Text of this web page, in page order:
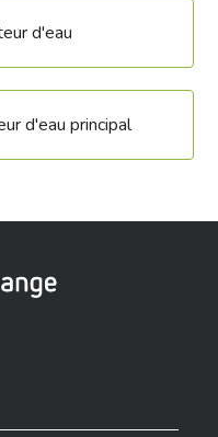
d'eau
d'eau principal